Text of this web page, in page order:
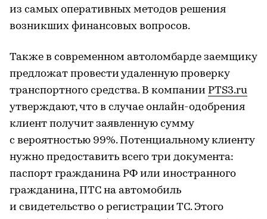
из самых оперативных методов решения
возникших финансовых вопросов.
Также в современном автоломбарде заемщику
предложат провести удаленную проверку
транспортного средства. В компании PTS3.ru
утверждают, что в случае онлайн-одобрения
клиент получит заявленную сумму
с вероятностью 99%. Потенциальному клиенту
нужно предоставить всего три документа:
паспорт гражданина РФ или иностранного
гражданина, ПТС на автомобиль
и свидетельство о регистрации ТС. Этого